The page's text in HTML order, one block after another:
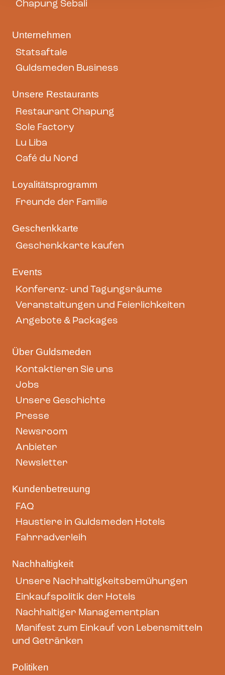
Chapung Sebali
Unternehmen
Statsaftale
Guldsmeden Business
Unsere Restaurants
Restaurant Chapung
Sole Factory
Lu Liba
Café du Nord
Loyalitätsprogramm
Freunde der Familie
Geschenkkarte
Geschenkkarte kaufen
Events
Konferenz- und Tagungsräume
Veranstaltungen und Feierlichkeiten
Angebote & Packages
Über Guldsmeden
Kontaktieren Sie uns
Jobs
Unsere Geschichte
Presse
Newsroom
Anbieter
Newsletter
Kundenbetreuung
FAQ
Haustiere in Guldsmeden Hotels
Fahrradverleih
Nachhaltigkeit
Unsere Nachhaltigkeitsbemühungen
Einkaufspolitik der Hotels
Nachhaltiger Managementplan
Manifest zum Einkauf von Lebensmitteln
und Getränken
Politiken